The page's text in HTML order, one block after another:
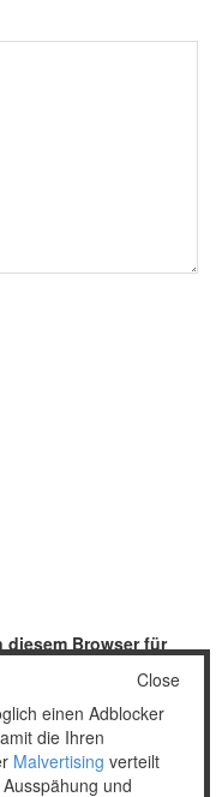
diesem Browser für
Close
einen Adblocker
die Ihren
Malvertising verteilt
und